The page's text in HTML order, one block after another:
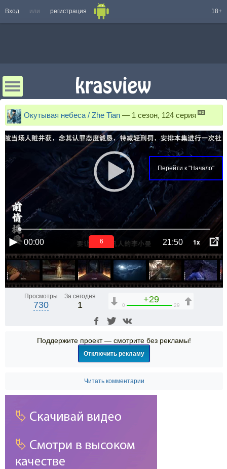
Вход или регистрация 18+
Окутывая небеса / Zhe Tian — 1 сезон, 124 серия
Перейти к "Начало"
00:00 21:50 1x
6
Просмотры
730
За сегодня
1
+29
0 29
Поддержите проект — смотрите без рекламы!
Отключить рекламу
Читать комментарии